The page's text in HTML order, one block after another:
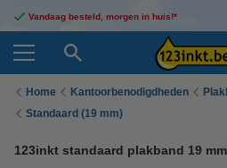
Vandaag besteld, morgen in huis!*
Home Kantoorbenodigdheden
Standaard (19 mm)
123inkt standaard plakband 19